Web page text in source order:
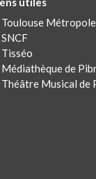
Toulouse Métropole
SNCF
Tisséo
Médiathèque de
Théâtre Musical de